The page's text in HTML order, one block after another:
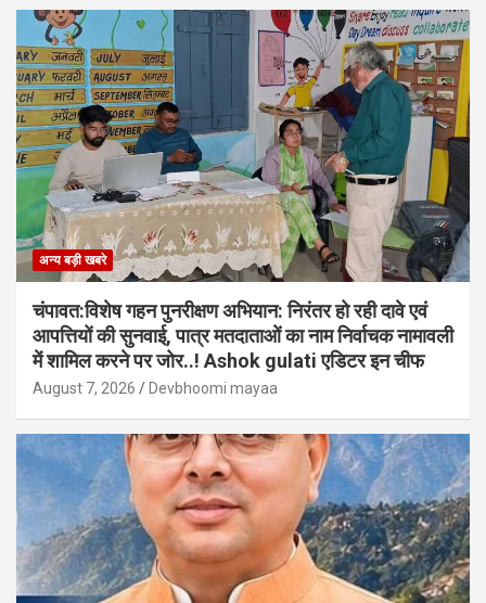
अन्य बड़ी खबरे
चंपावत:विशेष गहन पुनरीक्षण अभियान: निरंतर हो रही दावे एवं
आपत्तियों की सुनवाई, पात्र मतदाताओं का नाम निर्वाचक नामावली
में शामिल करने पर जोर..! Ashok gulati एडिटर इन चीफ
August 7, 2026 Devbhoomi mayaa